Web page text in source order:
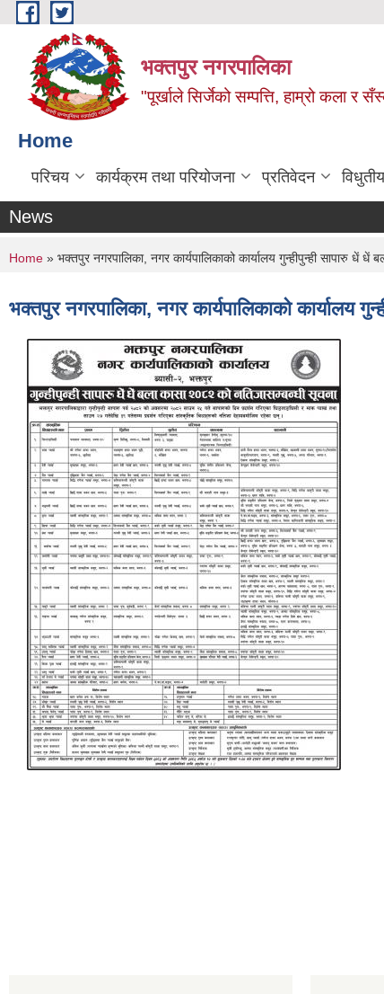
Skip to main content
भक्तपुर नगरपालिका
"पूर्खाले सिर्जेको सम्पत्ति, हाम्रो कला र
Home
परिचय कार्यक्रम तथा परियोजना प्रतिवेदन
News
You are here
Home » भक्तपुर नगरपालिका, नगर कार्यपालिकाको कार्यालय गुन्हीपुन्ही सापारु धें
भक्तपुर नगरपालिका, नगर कार्यपालिकाको कार्यालय